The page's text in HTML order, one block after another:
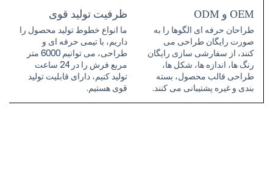
OEM و ODM
طراحان حرفه ای الگوها را به
صورت رایگان طراحی می
کنند، از سفارشی سازی رایگان
رنگ ها، اندازه ها، شکل ها،
طراحی قالب محصول، بسته
بندی و غیره پشتیبانی می کنند.
ظرفیت تولید قوی
ما انواع خطوط تولید محصول را
داریم، با تیمی حرفه ای و
طراحی، می توانیم 6000 متر
مربع فرش را در 24 ساعت
تولید کنیم، دارای قابلیت تولید
قوی هستیم.